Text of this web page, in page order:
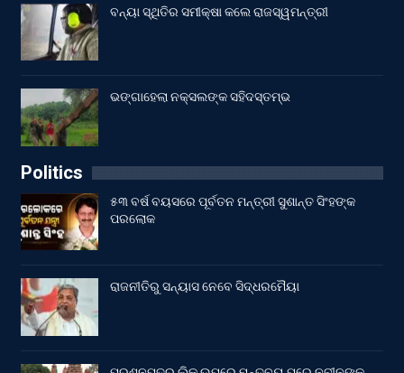
ବନ୍ୟା ସ୍ଥିତିର ସମୀକ୍ଷା କଲେ ରାଜସ୍ୱମନ୍ତ୍ରୀ
ଭଙ୍ଗାହେଲା ନକ୍ସଲଙ୍କ ସହିଦସ୍ତମ୍ଭ
Politics
୫୩ ବର୍ଷ ବୟସରେ ପୂର୍ବତନ ମନ୍ତ୍ରୀ ସୁଶାନ୍ତ ସିଂହଙ୍କ
ପରଲୋକ
ରାଜନୀତିରୁ ସନ୍ୟାସ ନେବେ ସିଦ୍ଧରମୈୟା